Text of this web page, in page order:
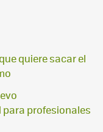
quiere sacar el
profesionales